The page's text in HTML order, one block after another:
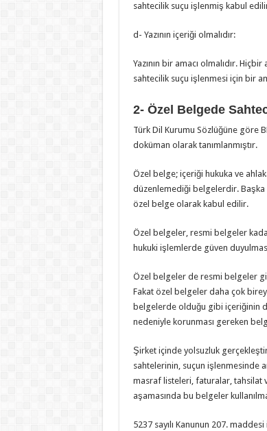
sahtecilik suçu işlenmiş kabul
d- Yazının içeriği olmalıdır:
Yazının bir amacı olmalıdır.
sahtecilik suçu işlenmesi için bir
2- Özel Belgede
Türk Dil Kurumu Sözlüğüne göre
doküman olarak tanımlanmıştır.
Özel belge; içeriği hukuka ve
düzenlemediği belgelerdir. Başka
özel belge olarak kabul edilir.
Özel belgeler, resmi belgeler
hukuki işlemlerde güven
Özel belgeler de resmi belgeler
Fakat özel belgeler daha çok
belgelerde olduğu gibi içeriğinin
nedeniyle korunması gereken
Şirket içinde yolsuzluk
sahtelerinin, suçun işlenmesinde
masraf listeleri, faturalar, tahsilat
aşamasında bu belgeler
5237 sayılı Kanunun 207.